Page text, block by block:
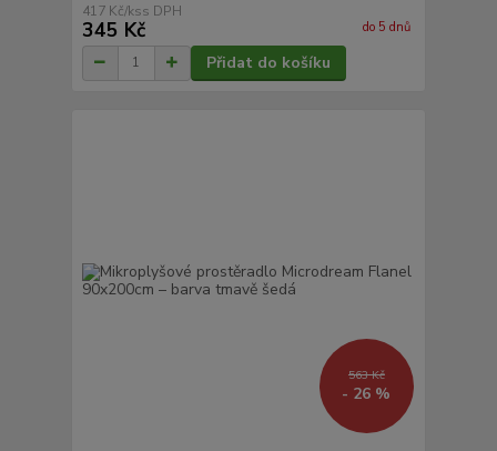
417 Kč/ks
345 Kč do 5 dnů
Přidat do košíku
563 Kč
- 26 %